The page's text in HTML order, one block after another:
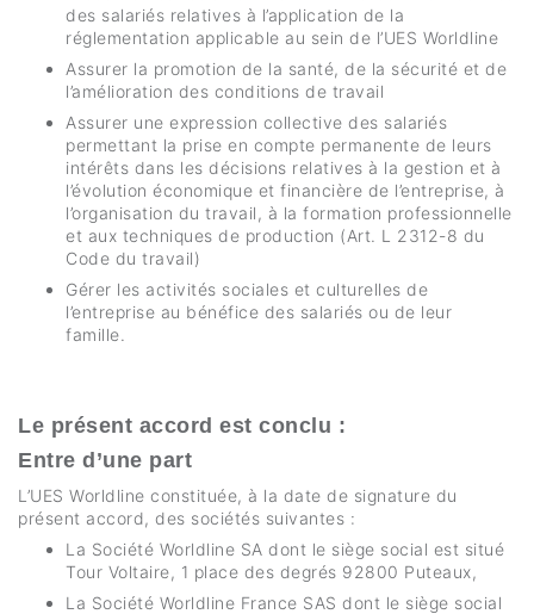
des salariés relatives à l’application de la
réglementation applicable au sein de l’UES Worldline
Assurer la promotion de la santé, de la sécurité et de
l’amélioration des conditions de travail
Assurer une expression collective des salariés
permettant la prise en compte permanente de leurs
intérêts dans les décisions relatives à la gestion et à
l’évolution économique et financière de l’entreprise, à
l’organisation du travail, à la formation professionnelle
et aux techniques de production (Art. L 2312-8 du
Code du travail)
Gérer les activités sociales et culturelles de
l’entreprise au bénéfice des salariés ou de leur
famille.
Le présent accord est conclu :
Entre d’une part
L’UES Worldline constituée, à la date de signature du
présent accord, des sociétés suivantes :
La Société Worldline SA dont le siège social est situé
Tour Voltaire, 1 place des degrés 92800 Puteaux,
La Société Worldline France SAS dont le siège social